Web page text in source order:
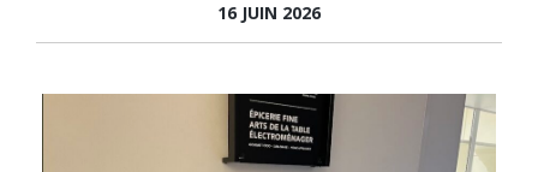
16 JUIN 2026